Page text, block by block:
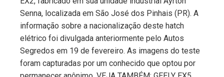
Senna, localizada em São José dos Pinhais (PR). A
informação sobre a nacionalização deste hatch
elétrico foi divulgada anteriormente pelo Autos
Segredos em 19 de fevereiro. As imagens do teste
foram capturadas por um conhecido que optou por